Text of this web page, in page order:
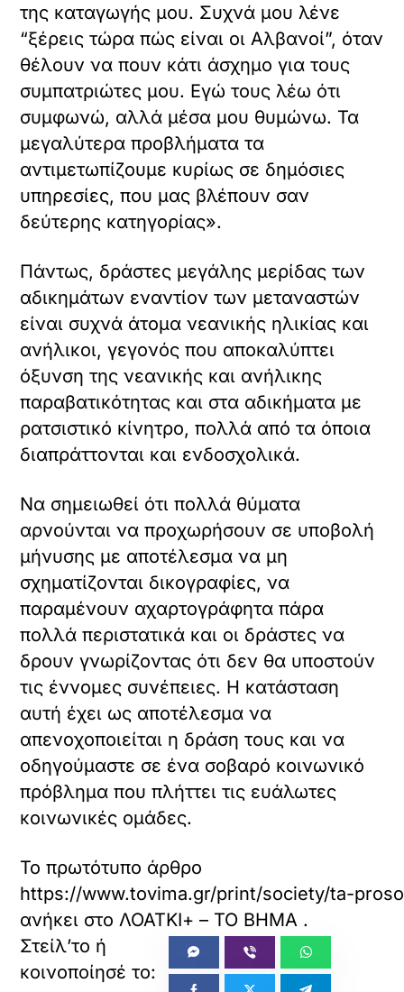
της καταγωγής μου. Συχνά μου λένε
“ξέρεις τώρα πώς είναι οι Αλβανοί”, όταν
θέλουν να πουν κάτι άσχημο για τους
συμπατριώτες μου. Εγώ τους λέω ότι
συμφωνώ, αλλά μέσα μου θυμώνω. Τα
μεγαλύτερα προβλήματα τα
αντιμετωπίζουμε κυρίως σε δημόσιες
υπηρεσίες, που μας βλέπουν σαν
δεύτερης κατηγορίας».
Πάντως, δράστες μεγάλης μερίδας των
αδικημάτων εναντίον των μεταναστών
είναι συχνά άτομα νεανικής ηλικίας και
ανήλικοι, γεγονός που αποκαλύπτει
όξυνση της νεανικής και ανήλικης
παραβατικότητας και στα αδικήματα με
ρατσιστικό κίνητρο, πολλά από τα όποια
διαπράττονται και ενδοσχολικά.
Να σημειωθεί ότι πολλά θύματα
αρνούνται να προχωρήσουν σε υποβολή
μήνυσης με αποτέλεσμα να μη
σχηματίζονται δικογραφίες, να
παραμένουν αχαρτογράφητα πάρα
πολλά περιστατικά και οι δράστες να
δρουν γνωρίζοντας ότι δεν θα υποστούν
τις έννομες συνέπειες. Η κατάσταση
αυτή έχει ως αποτέλεσμα να
απενοχοποιείται η δράση τους και να
οδηγούμαστε σε ένα σοβαρό κοινωνικό
πρόβλημα που πλήττει τις ευάλωτες
κοινωνικές ομάδες.
Το πρωτότυπο άρθρο
https://www.tovima.gr/print/society/ta-
ανήκει στο ΛΟΑΤΚΙ+ – ΤΟ ΒΗΜΑ .